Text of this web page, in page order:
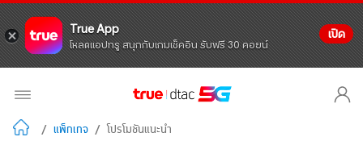
True App
โหลดแอปทรู สนุกกับเกมเช็คอิน รับฟรี 30 คอยน์
เปิด
/ แพ็กเกจ / โปรโมชันแนะนำ